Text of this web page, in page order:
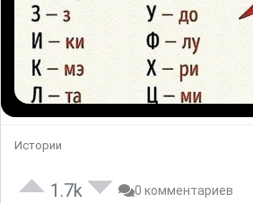
Истории
1.7k 0 комментариев